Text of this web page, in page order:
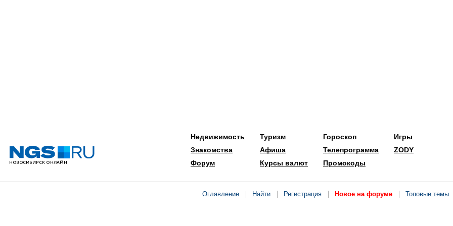
Недвижимость
Знакомства
Форум
Туризм
Афиша
Курсы валют
Гороскоп
Телепрограмма
Промокоды
Игры
ZODY
Оглавление Найти Регистрация Новое на форуме Топовые темы